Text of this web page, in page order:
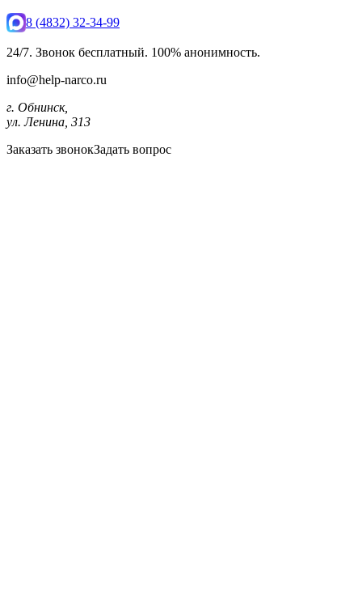
8 (4832) 32-34-99
24/7. Звонок бесплатный. 100% анонимность.
info@help-narco.ru
г. Обнинск,
ул. Ленина, 313
Заказать звонокЗадать вопрос